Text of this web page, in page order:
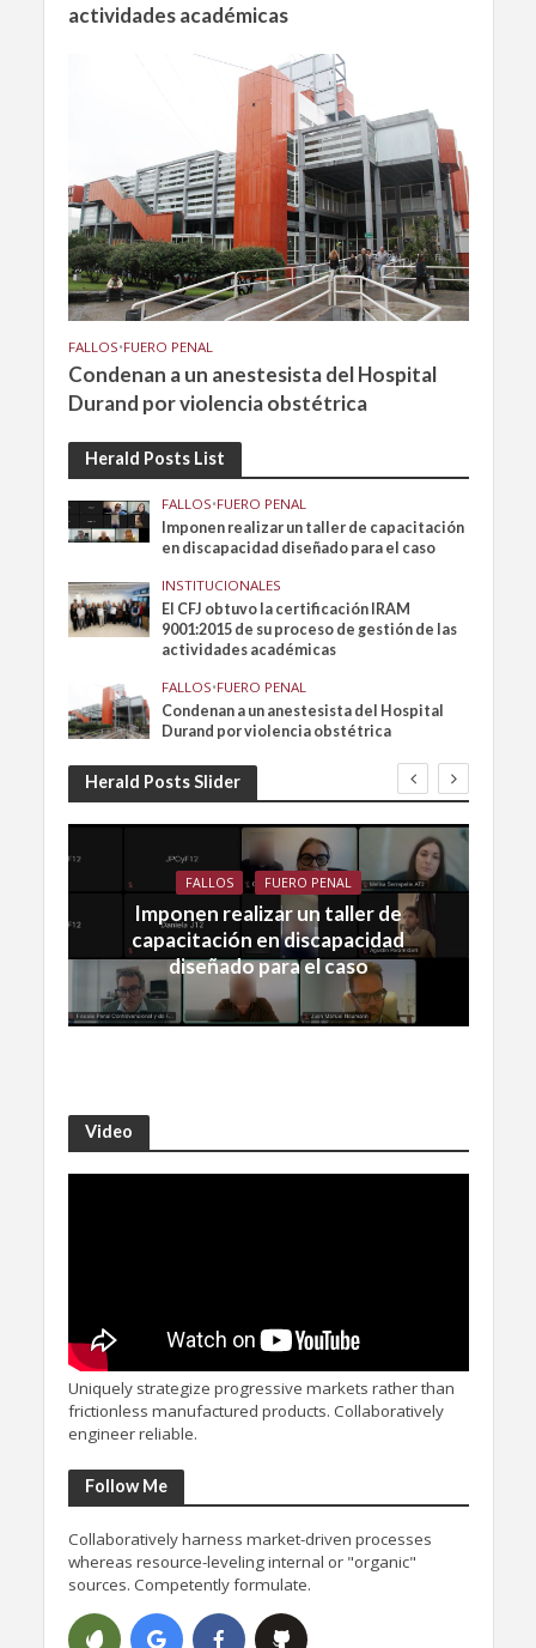
actividades académicas
FALLOS•FUERO PENAL
Condenan a un anestesista del Hospital
Durand por violencia obstétrica
Herald Posts List
FALLOS•FUERO PENAL
Imponen realizar un taller de capacitación
en discapacidad diseñado para el caso
INSTITUCIONALES
El CFJ obtuvo la certificación IRAM
9001:2015 de su proceso de gestión de las
actividades académicas
FALLOS•FUERO PENAL
Condenan a un anestesista del Hospital
Durand por violencia obstétrica
Herald Posts Slider
FALLOS FUERO PENAL
Imponen realizar un taller de
capacitación en discapacidad
diseñado para el caso
Video
Uniquely strategize progressive markets rather than
frictionless manufactured products. Collaboratively
engineer reliable.
Follow Me
Collaboratively harness market-driven processes
whereas resource-leveling internal or "organic"
sources. Competently formulate.